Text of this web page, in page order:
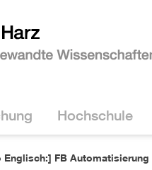
Hochschule
Englisch:] FB